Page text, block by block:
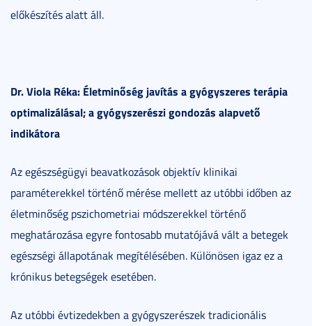
előkészítés alatt áll.
Dr. Viola Réka: Életminőség javítás a gyógyszeres terápia
optimalizálásal; a gyógyszerészi gondozás alapvető
indikátora
Az egészségügyi beavatkozások objektív klinikai
paraméterekkel történő mérése mellett az utóbbi időben az
életminőség pszichometriai módszerekkel történő
meghatározása egyre fontosabb mutatójává vált a betegek
egészségi állapotának megítélésében. Különösen igaz ez a
krónikus betegségek esetében.
Az utóbbi évtizedekben a gyógyszerészek tradicionális